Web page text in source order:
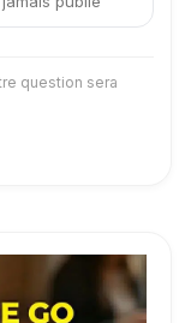
question sera